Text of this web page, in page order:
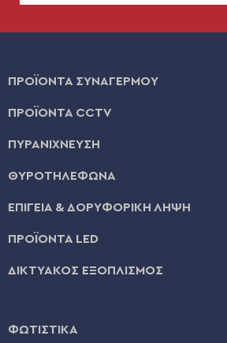
ΠΡΟΪΟΝΤΑ ΣΥΝΑΓΕΡΜΟΥ
ΠΡΟΪΟΝΤΑ CCTV
ΠΥΡΑΝΙΧΝΕΥΣΗ
ΘΥΡΟΤΗΛΕΦΩΝΑ
ΕΠΙΓΕΙΑ & ΔΟΡΥΦΟΡΙΚΗ ΛΗΨΗ
ΠΡΟΪΟΝΤΑ LED
ΔΙΚΤΥΑΚΟΣ ΕΞΟΠΛΙΣΜΟΣ
ΦΩΤΙΣΤΙΚΑ